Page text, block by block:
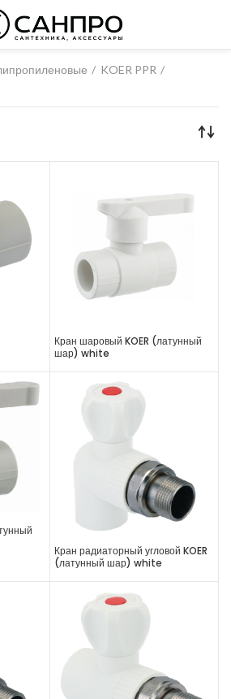
KOER PPR
Кран шаровый KOER (латунный
шар) white
Кран радиаторный угловой KOER
(латунный шар) white